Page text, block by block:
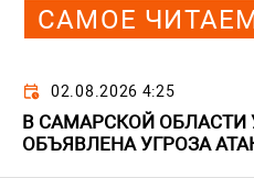
САМОЕ
02.08.2026 4:25
В САМАРСКОЙ ОБЛАСТИ
ОБЪЯВЛЕНА УГРОЗА